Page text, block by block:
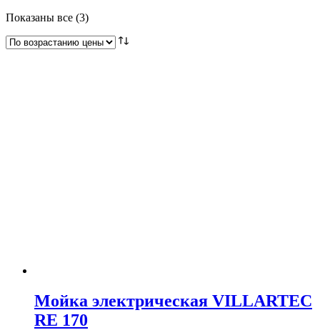
Показаны все (3)Цены:
возрастанию
Мойка электрическая VILLARTEC
RE 170